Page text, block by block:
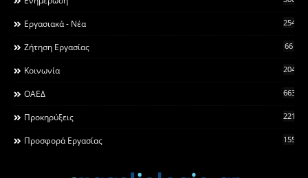
Εργασιακά - Νέα 2546
Ζήτηση Εργασίας 66
Κοινωνία 2044
ΟΑΕΔ 663
Προκηρύξεις 2215
Προσφορά Εργασίας 155